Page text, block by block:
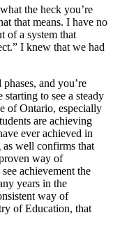
the heck you’re
that means. I have no
of a system that
I knew that we had
and you’re
to see a steady
of Ontario, especially
are achieving
ever achieved in
well confirms that
way of
achievement the
years in the
way of
of Education, that